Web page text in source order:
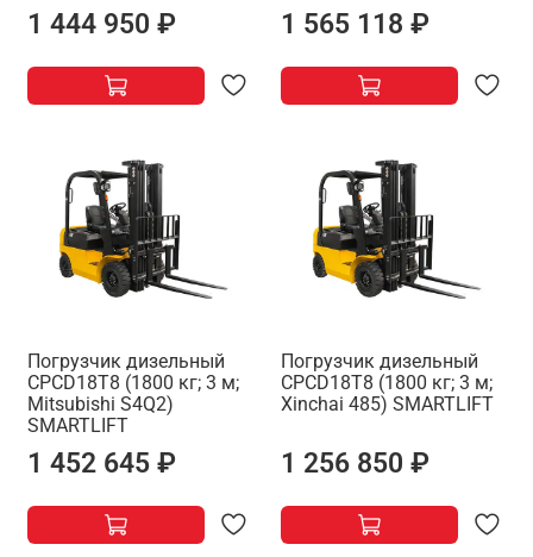
1 444 950 ₽ 1 565 118 ₽
Погрузчик дизельный
CPCD18T8 (1800 кг; 3 м;
Mitsubishi S4Q2)
SMARTLIFT
1 452 645 ₽
Погрузчик дизельный
CPCD18T8 (1800 кг; 3 м;
Xinchai 485) SMARTLIFT
1 256 850 ₽